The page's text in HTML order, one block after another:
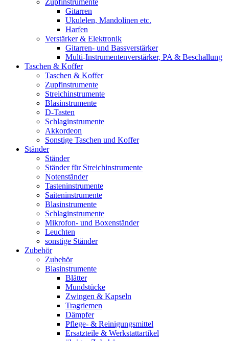
Zupfinstrumente
Gitarren
Ukulelen, Mandolinen etc.
Harfen
Verstärker & Elektronik
Gitarren- und Bassverstärker
Multi-Instrumentenverstärker, PA & Beschallung
Taschen & Koffer
Taschen & Koffer
Zupfinstrumente
Streichinstrumente
Blasinstrumente
D-Tasten
Schlaginstrumente
Akkordeon
Sonstige Taschen und Koffer
Ständer
Ständer
Ständer für Streichinstrumente
Notenständer
Tasteninstrumente
Saiteninstrumente
Blasinstrumente
Schlaginstrumente
Mikrofon- und Boxenständer
Leuchten
sonstige Ständer
Zubehör
Zubehör
Blasinstrumente
Blätter
Mundstücke
Zwingen & Kapseln
Tragriemen
Dämpfer
Pflege- & Reinigungsmittel
Ersatzteile & Werkstattartikel